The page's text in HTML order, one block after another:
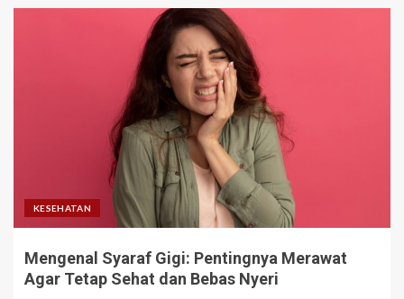
KESEHATAN
Mengenal Syaraf Gigi: Pentingnya Merawat
Agar Tetap Sehat dan Bebas Nyeri